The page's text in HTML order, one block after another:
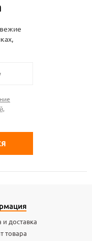
и доставка
товара